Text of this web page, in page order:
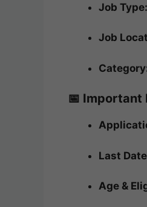
Job Type:
Job
📅 Important
Last
Age &